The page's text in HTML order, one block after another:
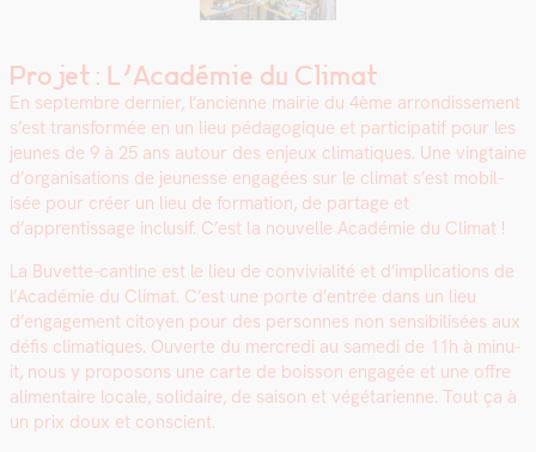
Projet : L’Académie du Climat
En sep­tem­bre dernier, l’ancienne mairie du 4ème arrondisse­ment
s’est trans­for­mée en un lieu péd­a­gogique et par­tic­i­patif pour les
jeunes de 9 à 25 ans autour des enjeux cli­ma­tiques. Une ving­taine
d’organisations de jeunesse engagées sur le cli­mat s’est mobil­
isée pour créer un lieu de for­ma­tion, de partage et
d’apprentissage inclusif. C’est la nou­velle Académie du Cli­mat !
La Buvette-can­tine est le lieu de con­vivi­al­ité et d’implications de
l’Académie du Cli­mat. C’est une porte d’entrée dans un lieu
d’engagement citoyen pour des per­son­nes non sen­si­bil­isées aux
défis cli­ma­tiques. Ouverte du mer­cre­di au same­di de 11h à minu­
it, nous y pro­posons une carte de bois­son engagée et une offre
ali­men­taire locale, sol­idaire, de sai­son et végé­tari­enne. Tout ça à
un prix doux et con­scient.